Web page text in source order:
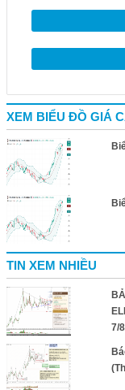
XEM BIỂU ĐỒ GIÁ
TIN XEM NHIỀU
7/